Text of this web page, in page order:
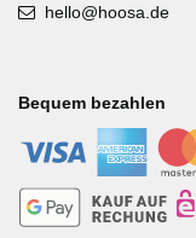
hello@hoosa.de
Bequem bezahlen
-
-
- - -